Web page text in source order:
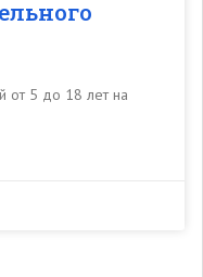
от 5 до 18 лет на